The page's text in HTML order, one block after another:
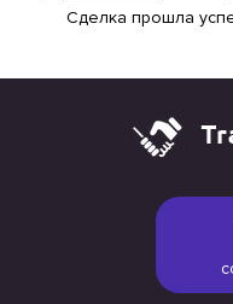
Сделка прошла